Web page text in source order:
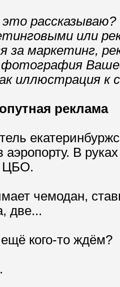
это
или
за маркетинг,
иллюстрация
реклама
аэропорту. В
ЦБО.
чемодан,
две...
кого-то ждём?